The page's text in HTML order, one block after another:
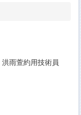
洪雨萱約用技術員